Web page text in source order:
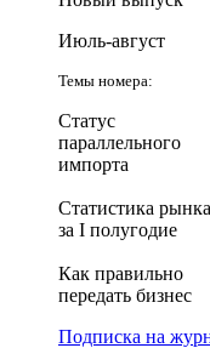
Июль-август
Темы номера:
Статус
параллельного
импорта
Статистика рынка
за I полугодие
Как правильно
передать бизнес
Подписка на